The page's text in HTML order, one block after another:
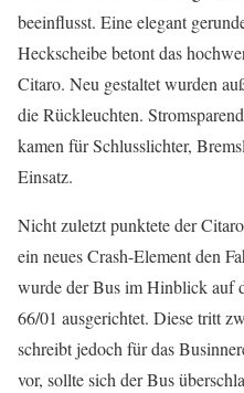
beeinflusst. Eine elegant
Heckscheibe betont das
Citaro. Neu gestaltet wurden
die Rückleuchten.
kamen für Schlusslichter,
Einsatz.
Nicht zuletzt punktete der
ein neues Crash-Element den
wurde der Bus im Hinblick auf
66/01 ausgerichtet. Diese tritt
schreibt jedoch für das
vor, sollte sich der Bus